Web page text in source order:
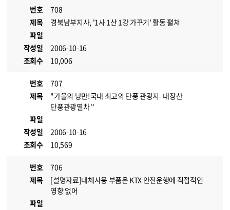
번호
708
제목
경북남부지사, '1사 1산 1강 가꾸기' 활동 펼쳐
파일
작성일
2006-10-16
조회수
10,006
번호
707
제목
"가을의 낭만!국내 최고의 단풍 관광지- 내장산
단풍관광열차 "
파일
작성일
2006-10-16
조회수
10,569
번호
706
제목
[설명자료]대체사용 부품은 KTX 안전운행에 직접적인
영향 없어
파일